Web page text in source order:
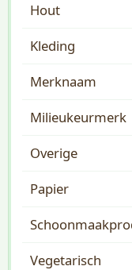
Hout
Kleding
Merknaam
Milieukeurmerk
Overige
Papier
Vegetarisch